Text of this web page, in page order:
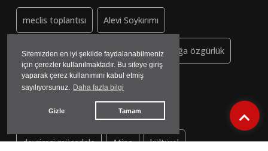
meclis toplantısı Alevi Soykırımı
ula geri gönderme merkezi kadın doğa özgürlük
rahbani hatay robert de niro
gökyüzü derneği Balıkçı Barınağı
devrimci mücadele Atina kültürel